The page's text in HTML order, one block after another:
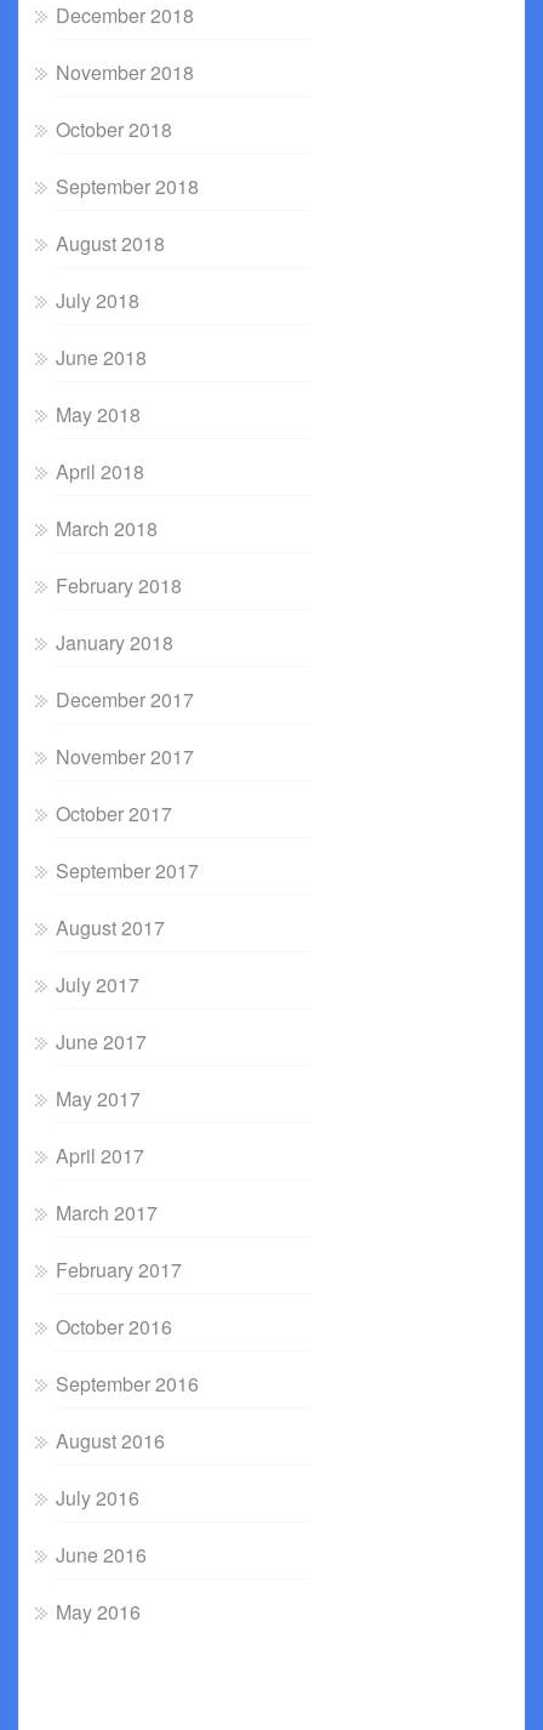
December 2018
November 2018
October 2018
September 2018
August 2018
July 2018
June 2018
May 2018
April 2018
March 2018
February 2018
January 2018
December 2017
November 2017
October 2017
September 2017
August 2017
July 2017
June 2017
May 2017
April 2017
March 2017
February 2017
October 2016
September 2016
August 2016
July 2016
June 2016
May 2016